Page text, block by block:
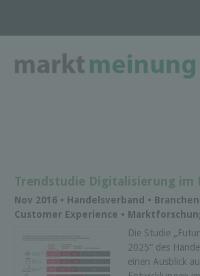
Trendstudie Digitalisierung im
Nov 2016 • Handelsverband •
Customer Experience •
Die Studie
2025“ des
einen Ausblick